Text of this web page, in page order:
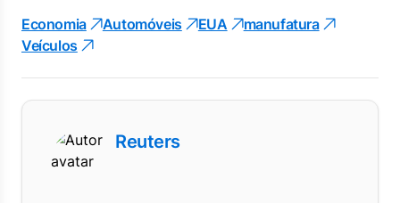
Economia Automóveis EUA
manufatura
Veículos
Reuters